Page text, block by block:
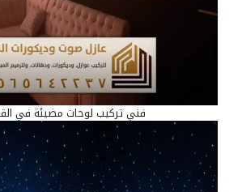
فني تركيب لوحات مضيئة في